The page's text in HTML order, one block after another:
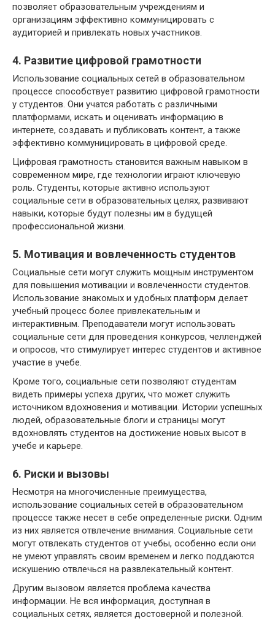
позволяет образовательным учреждениям и
организациям эффективно коммуницировать с
аудиторией и привлекать новых участников.
4. Развитие цифровой грамотности
Использование социальных сетей в образовательном
процессе способствует развитию цифровой грамотности
у студентов. Они учатся работать с различными
платформами, искать и оценивать информацию в
интернете, создавать и публиковать контент, а также
эффективно коммуницировать в цифровой среде.
Цифровая грамотность становится важным навыком в
современном мире, где технологии играют ключевую
роль. Студенты, которые активно используют
социальные сети в образовательных целях, развивают
навыки, которые будут полезны им в будущей
профессиональной жизни.
5. Мотивация и вовлеченность студентов
Социальные сети могут служить мощным инструментом
для повышения мотивации и вовлеченности студентов.
Использование знакомых и удобных платформ делает
учебный процесс более привлекательным и
интерактивным. Преподаватели могут использовать
социальные сети для проведения конкурсов, челленджей
и опросов, что стимулирует интерес студентов и активное
участие в учебе.
Кроме того, социальные сети позволяют студентам
видеть примеры успеха других, что может служить
источником вдохновения и мотивации. Истории успешных
людей, образовательные блоги и страницы могут
вдохновлять студентов на достижение новых высот в
учебе и карьере.
6. Риски и вызовы
Несмотря на многочисленные преимущества,
использование социальных сетей в образовательном
процессе также несет в себе определенные риски. Одним
из них является отвлечение внимания. Социальные сети
могут отвлекать студентов от учебы, особенно если они
не умеют управлять своим временем и легко поддаются
искушению отвлечься на развлекательный контент.
Другим вызовом является проблема качества
информации. Не вся информация, доступная в
социальных сетях, является достоверной и полезной.